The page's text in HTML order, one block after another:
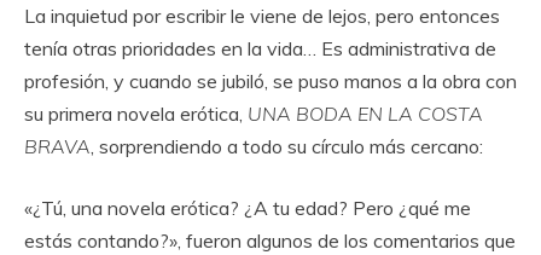
La inquietud por escribir le viene de lejos, pero entonces
tenía otras prioridades en la vida… Es administrativa de
profesión, y cuando se jubiló, se puso manos a la obra con
su primera novela erótica, UNA BODA EN LA COSTA
BRAVA, sorprendiendo a todo su círculo más cercano:
«¿Tú, una novela erótica? ¿A tu edad? Pero ¿qué me
estás contando?», fueron algunos de los comentarios que